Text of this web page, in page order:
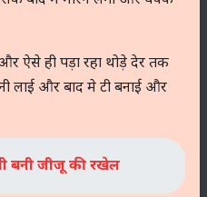
ऐसे ही पड़ा रहा थोड़े देर तक
लाई और बाद मे टी बनाई और
बनी जीजू की रखेल